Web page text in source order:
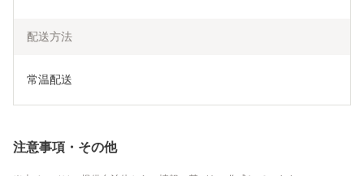
配送方法
常温配送
注意事項・その他